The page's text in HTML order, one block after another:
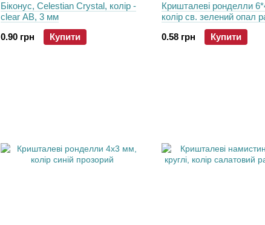
Біконус, Celestian Crystal, колір -
clear AB, 3 мм
0.90 грн
Купити
Кришталеві ронделли
колір св. зелений опал
0.58 грн
Купити